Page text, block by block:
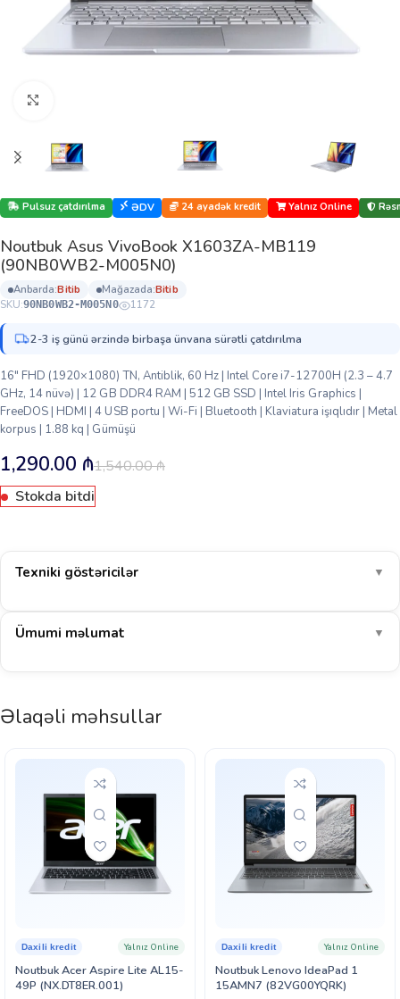
Pulsuz çatdırılma ƏDV 24 ayadək kredit Yalnız Online
Noutbuk Asus VivoBook X1603ZA-MB119
(90NB0WB2-M005N0)
anbarda: bi̇ti̇b mağazada: bi̇ti̇b
SKU:90NB0WB2-M005N0 1172
2-3 iş günü ərzində birbaşa ünvana sürətli çatdırılma
16″ FHD (1920×1080) TN, Antiblik, 60 Hz | Intel Core i7-12700H (2.3 – 4.7
GHz, 14 nüvə) | 12 GB DDR4 RAM | 512 GB SSD | Intel Iris Graphics |
FreeDOS | HDMI | 4 USB portu | Wi-Fi | Bluetooth | Klaviatura işıqlıdır | Metal
korpus | 1.88 kq | Gümüşü
1,540.00₼
1,290.00 ₼
Stokda bitdi
Texniki göstəricilər ▼
Ümumi məlumat ▼
Əlaqəli məhsullar
Noutbuk Acer Aspire Lite AL15-
49P (NX.DT8ER.001)
Daxili kredit Yalnız Online
Noutbuk Lenovo IdeaPad 1
15AMN7 (82VG00YQRK)
Daxili kredit Yalnız Online